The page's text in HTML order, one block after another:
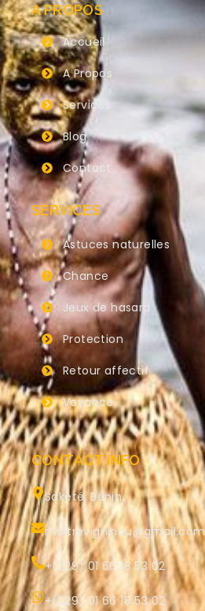
A PROPOS
Accueil
A Propos
Services
Blog
Contact
SERVICES
Astuces naturelles
Chance
Jeux de hasard
Protection
Retour affectif
Voyance
CONTACT INFO
Sakété, Bénin.
maitrevigninou@gmail.com
+(229) 01 66 18 53 02
+(229) 01 66 18 53 02